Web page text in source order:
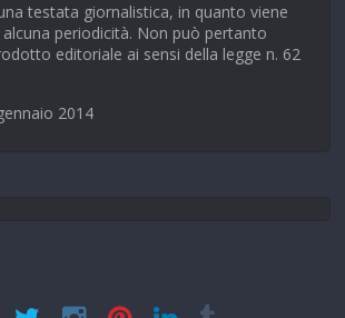
testata giornalistica, in quanto viene
periodicità. Non può pertanto
editoriale ai sensi della legge n. 62
2014